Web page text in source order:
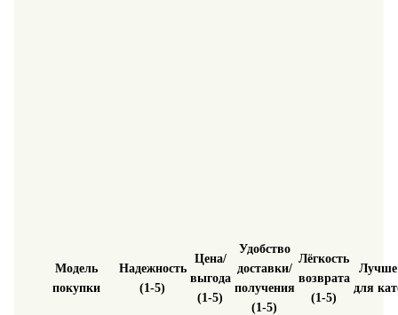
Модель
покупки
Надежность
(1-5)
Цена/
выгода
(1-5)
Удобство
доставки/
получения
(1-5)
Лёгкость
возврата
(1-5)
Лучше
для